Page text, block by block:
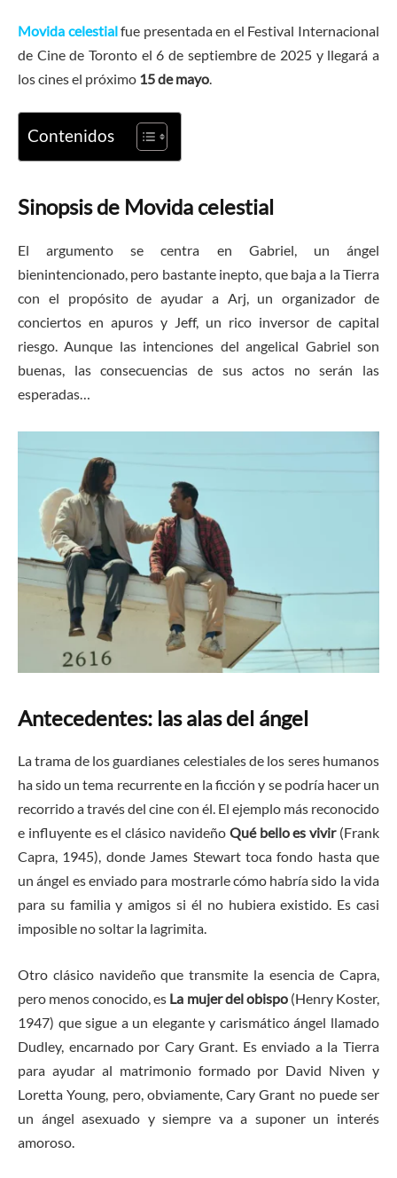
Movida celestialfue presentada en el Festival Internacional
de Cine de Toronto el 6 de septiembre de 2025 y llegará a
los cines el próximo 15 de mayo.
Contenidos
Sinopsis de Movida celestial
El argumento se centra en Gabriel, un ángel
bienintencionado, pero bastante inepto, que baja a la Tierra
con el propósito de ayudar a Arj, un organizador de
conciertos en apuros y Jeff, un rico inversor de capital
riesgo. Aunque las intenciones del angelical Gabriel son
buenas, las consecuencias de sus actos no serán las
esperadas…
Antecedentes: las alas del ángel
La trama de los guardianes celestiales de los seres humanos
ha sido un tema recurrente en la ficción y se podría hacer un
recorrido a través del cine con él. El ejemplo más reconocido
e influyente es el clásico navideño Qué bello es vivir(Frank
Capra, 1945), donde James Stewart toca fondo hasta que
un ángel es enviado para mostrarle cómo habría sido la vida
para su familia y amigos si él no hubiera existido. Es casi
imposible no soltar la lagrimita.
Otro clásico navideño que transmite la esencia de Capra,
pero menos conocido, es La mujer del obispo(Henry Koster,
1947) que sigue a un elegante y carismático ángel llamado
Dudley, encarnado por Cary Grant. Es enviado a la Tierra
para ayudar al matrimonio formado por David Niven y
Loretta Young, pero, obviamente, Cary Grant no puede ser
un ángel asexuado y siempre va a suponer un interés
amoroso.